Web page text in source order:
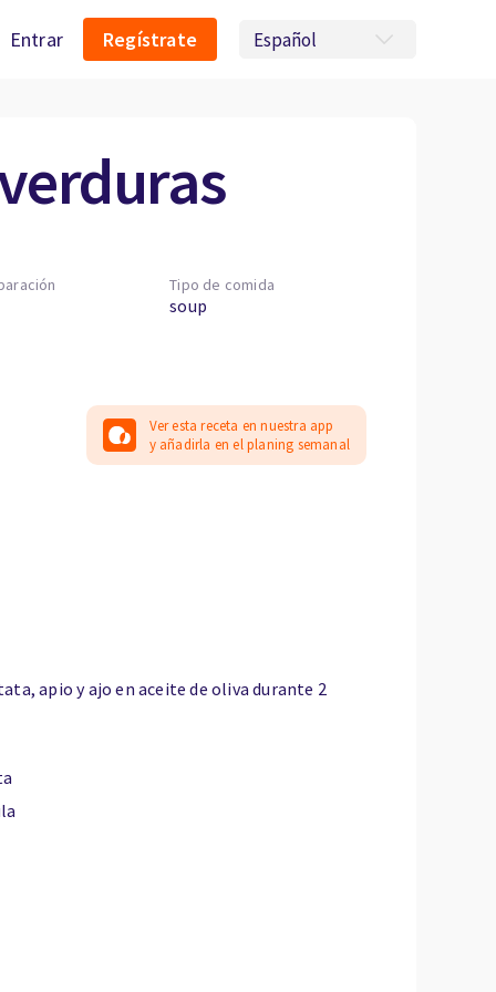
Entrar Regístrate
Tipo de comida
soup
Ver esta receta en nuestra app
y añadirla en el planing semanal
apio y ajo en aceite de oliva durante 2